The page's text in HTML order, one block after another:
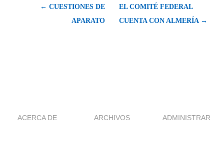
← CUESTIONES DE
APARATO
EL COMITÉ FEDERAL
CUENTA CON ALMERÍA →
ACERCA DE ARCHIVOS ADMINISTRAR